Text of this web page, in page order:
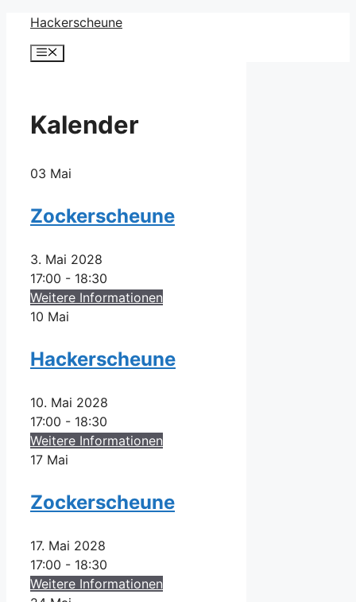
Zum
Inhalt
springen
Hackerscheune
Menü
Kalender
03 Mai
Zockerscheune
3. Mai 2028
17:00 - 18:30
Weitere Informationen
10 Mai
Hackerscheune
10. Mai 2028
17:00 - 18:30
Weitere Informationen
17 Mai
Zockerscheune
17. Mai 2028
17:00 - 18:30
Weitere Informationen